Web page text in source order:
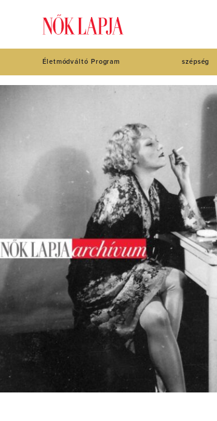
Életmódváltó Program szépség